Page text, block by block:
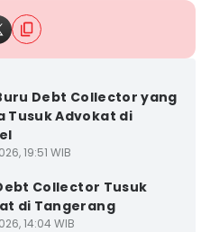
Debt Collector yang
Tusuk Advokat di
19:51 WIB
Collector Tusuk
di Tangerang
14:04 WIB